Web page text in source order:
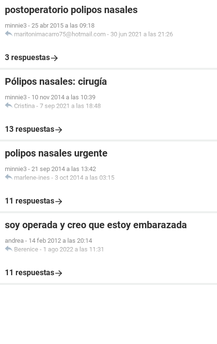
postoperatorio polipos nasales
minnie3 - 25 abr 2015 a las 09:18
maritonimacarro75@hotmail.com - 30 jun 2021 a las 21:26
3 respuestas
Pólipos nasales: cirugía
minnie3 - 10 nov 2014 a las 10:39
Cristina - 7 sep 2021 a las 18:48
13 respuestas
polipos nasales urgente
minnie3 - 21 sep 2014 a las 13:42
marlene-ines - 3 oct 2014 a las 03:15
11 respuestas
soy operada y creo que estoy embarazada
andrea - 14 feb 2012 a las 20:14
Berenice - 1 ago 2022 a las 11:31
11 respuestas